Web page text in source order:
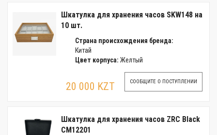
Шкатулка для хранения часов SKW148 на
10 шт.
Страна происхождения бренда:
Китай
Цвет корпуса: Желтый
20 000 KZT СООБЩИТЕ О ПОСТУПЛЕНИИ
Шкатулка для хранения часов ZRC Black
CM12201